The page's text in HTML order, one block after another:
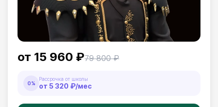
от 15 960 ₽79 800 ₽
0%
Рассрочка от школы
от 5 320 ₽/мес